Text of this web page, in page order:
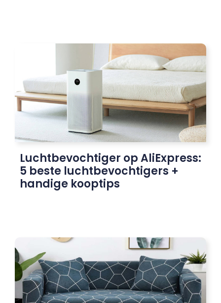
Luchtbevochtiger op AliExpress:
5 beste luchtbevochtigers +
handige kooptips